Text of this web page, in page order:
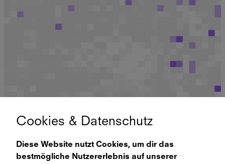
facebookinstagram
Cookies & Datenschutz
Diese Website nutzt Cookies, um dir das
bestmögliche Nutzererlebnis auf unserer